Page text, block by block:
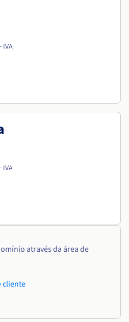
IVA
IVA
através da área de
cliente